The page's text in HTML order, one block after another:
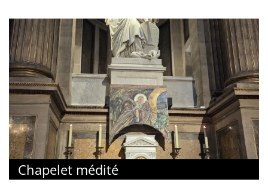
Chapelet médité